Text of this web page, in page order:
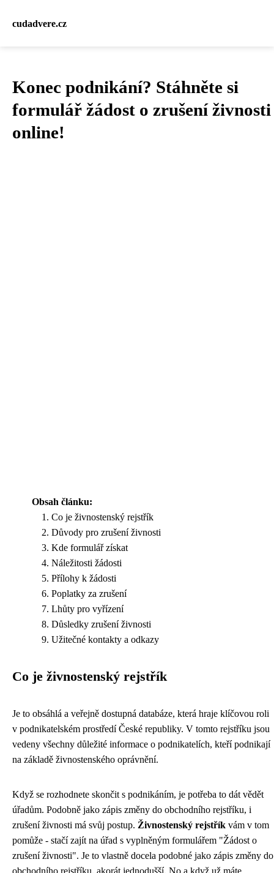
cudadvere.cz
Konec podnikání? Stáhněte si
formulář žádost o zrušení živnosti
online!
Obsah článku:
Co je živnostenský rejstřík
Důvody pro zrušení živnosti
Kde formulář získat
Náležitosti žádosti
Přílohy k žádosti
Poplatky za zrušení
Lhůty pro vyřízení
Důsledky zrušení živnosti
Užitečné kontakty a odkazy
Co je živnostenský rejstřík
Je to obsáhlá a veřejně dostupná databáze, která hraje klíčovou roli
v podnikatelském prostředí České republiky. V tomto rejstříku jsou
vedeny všechny důležité informace o podnikatelích, kteří podnikají
na základě živnostenského oprávnění.
Když se rozhodnete skončit s podnikáním, je potřeba to dát vědět
úřadům. Podobně jako zápis změny do obchodního rejstříku, i
zrušení živnosti má svůj postup. Živnostenský rejstřík vám v tom
pomůže - stačí zajít na úřad s vyplněným formulářem "Žádost o
zrušení živnosti". Je to vlastně docela podobné jako zápis změny do
obchodního rejstříku, akorát jednodušší. No a když už máte